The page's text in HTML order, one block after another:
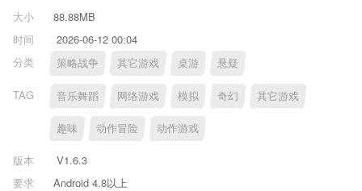
大小
88.88MB
时间
2026-06-12 00:04
分类
策略战争 其它游戏 桌游 悬疑
TAG 音乐舞蹈 网络游戏 模拟 奇幻 其它游戏
趣味 动作冒险 动作游戏
版本
V1.6.3
要求
Android 4.8以上